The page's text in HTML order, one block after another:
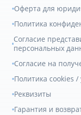
Оферта для
Политика
Согласие
персональных
Согласие на
Политика cookies
Реквизиты
Гарантия и